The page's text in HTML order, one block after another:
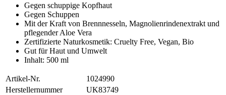
Gegen schuppige Kopfhaut
Gegen Schuppen
Mit der Kraft von Brennnesseln, Magnolienrindenextrakt und
pflegender Aloe Vera
Zertifizierte Naturkosmetik: Cruelty Free, Vegan, Bio
Gut für Haut und Umwelt
Inhalt: 500 ml
Artikel-Nr.
1024990
Herstellernummer
UK83749